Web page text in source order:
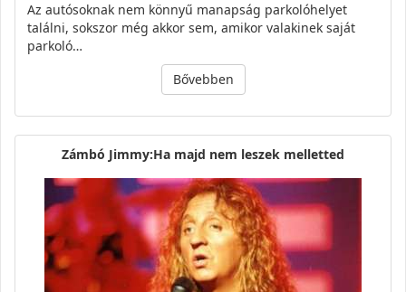
Az autósoknak nem könnyű manapság parkolóhelyet
találni, sokszor még akkor sem, amikor valakinek saját
parkoló…
Bővebben
Zámbó Jimmy:Ha majd nem leszek melletted